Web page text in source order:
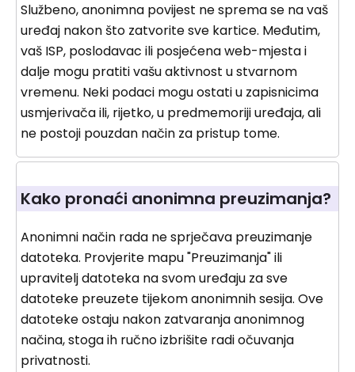
Službeno, anonimna povijest ne sprema se na vaš
uređaj nakon što zatvorite sve kartice. Međutim,
vaš ISP, poslodavac ili posjećena web-mjesta i
dalje mogu pratiti vašu aktivnost u stvarnom
vremenu. Neki podaci mogu ostati u zapisnicima
usmjerivača ili, rijetko, u predmemoriji uređaja, ali
ne postoji pouzdan način za pristup tome.
Kako pronaći anonimna preuzimanja?
Anonimni način rada ne sprječava preuzimanje
datoteka. Provjerite mapu "Preuzimanja" ili
upravitelj datoteka na svom uređaju za sve
datoteke preuzete tijekom anonimnih sesija. Ove
datoteke ostaju nakon zatvaranja anonimnog
načina, stoga ih ručno izbrišite radi očuvanja
privatnosti.